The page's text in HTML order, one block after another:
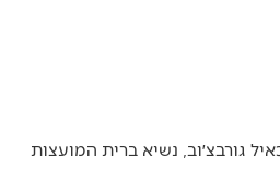
גורבצ׳וב, נשיא ברית המועצות